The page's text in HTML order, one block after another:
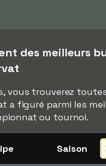
des meilleurs
vous trouverez
a figuré parmi les
ou tournoi.
Saison